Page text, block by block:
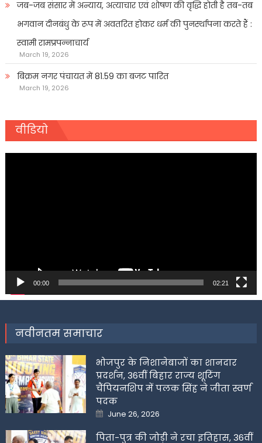
जब-जब संसार में अन्याय, अत्याचार एवं शोषण की वृद्धि होती है तब-तब
भगवान दीनबंधु के रूप में अवतरित होकर धर्म की पुनर्स्थापना करते हैं :
स्वामी रामप्रपन्नाचार्य
March 19, 2026
बिक्रम नगर पंचायत में 81.59 का बजट पारित
March 19, 2026
वीडियो
00:00 02:21
नवीनतम समाचार
भोजपुर के निशानेबाजों का शानदार
प्रदर्शन, 36वीं बिहार राज्य शूटिंग
चैंपियनशिप में पलक सिंह ने जीता स्वर्ण
पदक
Posted
on
June 26, 2026
पिता-पुत्र की जोड़ी ने रचा इतिहास, 36वीं